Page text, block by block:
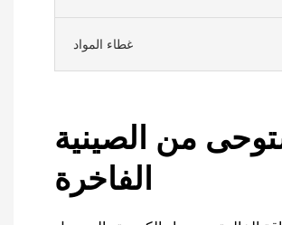
غطاء المواد
من الصينية